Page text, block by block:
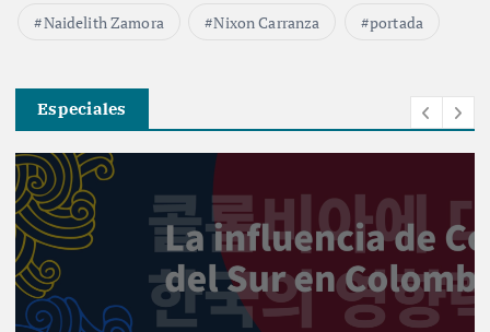
Naidelith Zamora
Nixon Carranza portada
Especiales